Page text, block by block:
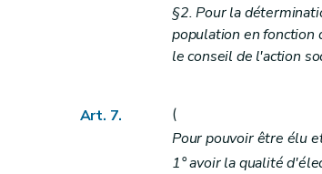
Art. 48
§2. Pour la
population en fonction
le conseil de l'action
Art. 7.
(
Pour pouvoir être élu
1° avoir la qualité